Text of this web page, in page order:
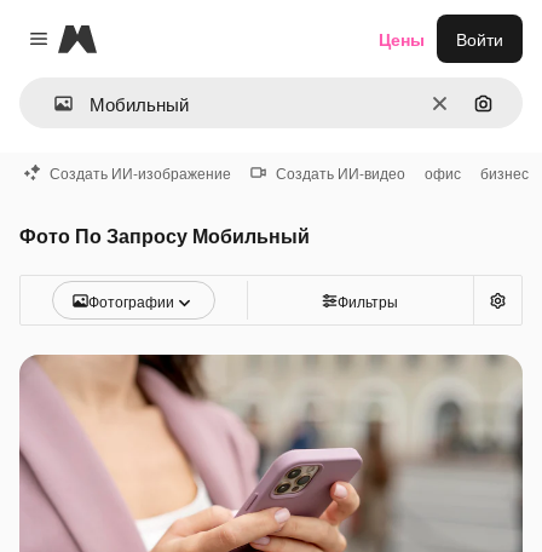
Close menu
Magnific
ОчиститьПоиск
Цены Войти
Создать ИИ-изображение Создать ИИ-видео офис бизнес
Фото По Запросу Мобильный
Фотографии Фильтры